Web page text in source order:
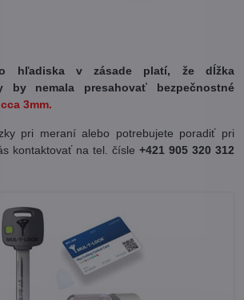
hľadiska v zásade platí, že dĺžka
by nemala presahovať bezpečnostné
cca 3mm.
pri meraní alebo potrebujete poradiť pri
kontaktovať na tel. čísle +421 905 320 312